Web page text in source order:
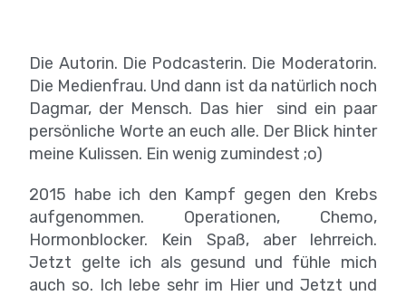
Die Autorin. Die Podcasterin. Die Moderatorin.
Die Medienfrau. Und dann ist da natürlich noch
Dagmar, der Mensch. Das hier sind ein paar
persönliche Worte an euch alle. Der Blick hinter
meine Kulissen. Ein wenig zumindest ;o)
2015 habe ich den Kampf gegen den Krebs
aufgenommen. Operationen, Chemo,
Hormonblocker. Kein Spaß, aber lehrreich.
Jetzt gelte ich als gesund und fühle mich
auch so. Ich lebe sehr im Hier und Jetzt und